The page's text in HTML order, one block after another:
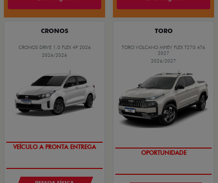
CRONOS
CRONOS DRIVE 1.0 FLEX 4P 2026
2026/2026
SUPER VALORIZAÇÃO USADO
TORO
TORO VOLCANO MHEV FLEX T270 AT6
2027
2026/2027
OPORTUNIDADE